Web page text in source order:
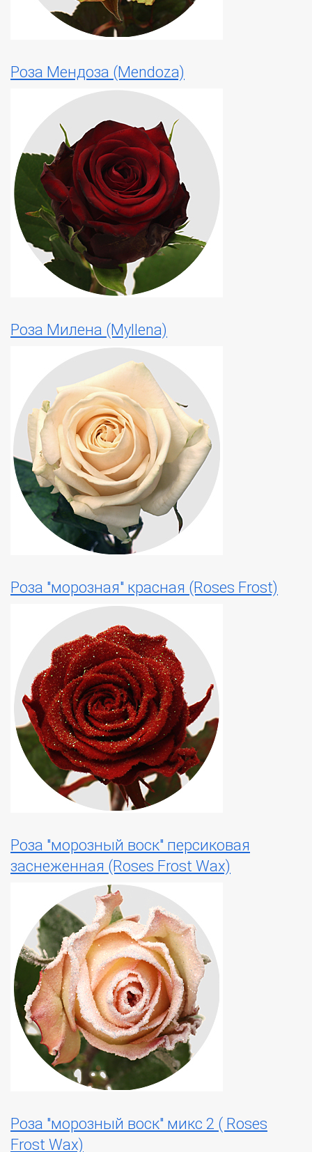
Роза Мендоза (Mendoza)
Роза Милена (Myllena)
Роза "морозная" красная (Roses Frost)
Роза "морозный воск" персиковая
заснеженная (Roses Frost Wax)
Роза "морозный воск" микс 2 ( Roses
Frost Wax)